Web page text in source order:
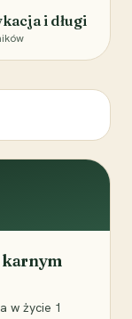
i długi
karnym
w życie 1